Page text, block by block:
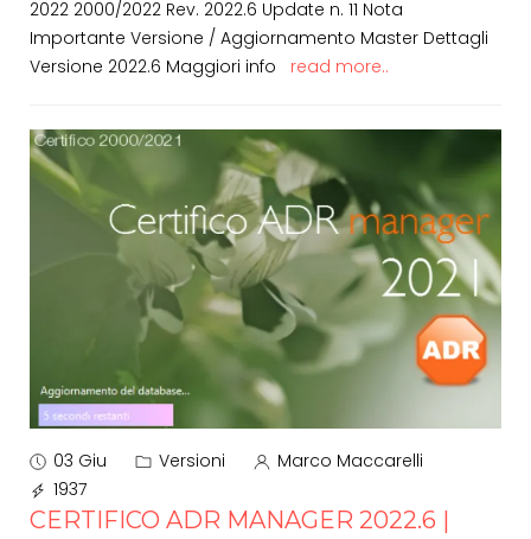
2022 2000/2022 Rev. 2022.6 Update n. 11 Nota
Importante Versione / Aggiornamento Master Dettagli
Versione 2022.6 Maggiori info read more..
03 Giu Versioni
Marco Maccarelli
1937
CERTIFICO ADR MANAGER 2022.6 |